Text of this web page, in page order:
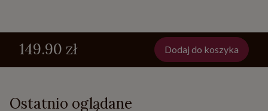
149.90 zł Dodaj do koszyka
Ostatnio oglądane